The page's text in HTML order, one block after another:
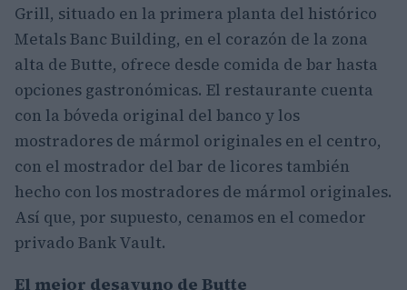
Grill, situado en la primera planta del histórico
Metals Banc Building, en el corazón de la zona
alta de Butte, ofrece desde comida de bar hasta
opciones gastronómicas. El restaurante cuenta
con la bóveda original del banco y los
mostradores de mármol originales en el centro,
con el mostrador del bar de licores también
hecho con los mostradores de mármol originales.
Así que, por supuesto, cenamos en el comedor
privado Bank Vault.
El mejor desayuno de Butte